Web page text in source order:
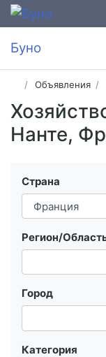
Буно
Объявления
Нанте,
Страна
Регион/
Город
Категория